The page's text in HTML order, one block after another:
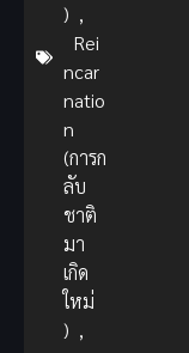
) ,
Rei
ncar
natio
n
(การก
ลับ
ชาติ
มา
เกิด
ใหม่
) ,